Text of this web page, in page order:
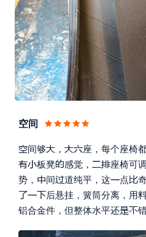
空间
间够 ， 座，每个座椅
板凳感觉， 座椅可
势， 间道纯平，这点
后悬挂，簧筒分离，用
铝合金件，但整体水平还